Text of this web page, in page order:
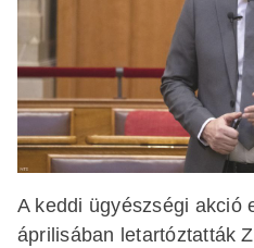
A keddi ügyészségi akció
áprilisában letartóztatták